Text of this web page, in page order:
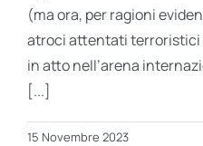
(ma ora, per ragioni
atroci attentati terroristici
in atto nell’arena
[...]
15 Novembre 2023